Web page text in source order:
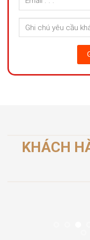
KHÁCH